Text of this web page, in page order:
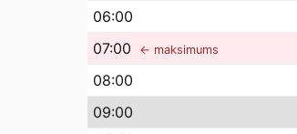
06:00
07:00 ← maksimums
08:00
09:00